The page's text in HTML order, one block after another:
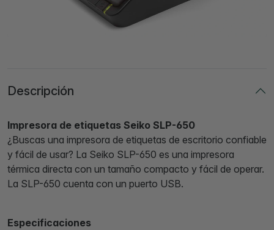
Descripción
Impresora de etiquetas Seiko SLP-650
¿Buscas una impresora de etiquetas de escritorio confiable
y fácil de usar? La Seiko SLP-650 es una impresora
térmica directa con un tamaño compacto y fácil de operar.
La SLP-650 cuenta con un puerto USB.
Especificaciones